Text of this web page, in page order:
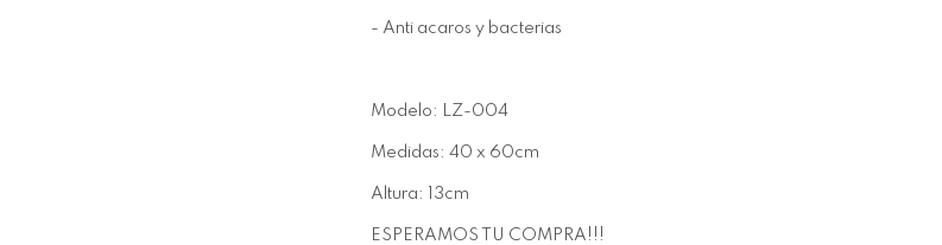
- Anti acaros y bacterias
Modelo: LZ-004
Medidas: 40 x 60cm
Altura: 13cm
ESPERAMOS TU COMPRA!!!